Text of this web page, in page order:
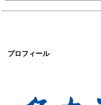
プロフィール